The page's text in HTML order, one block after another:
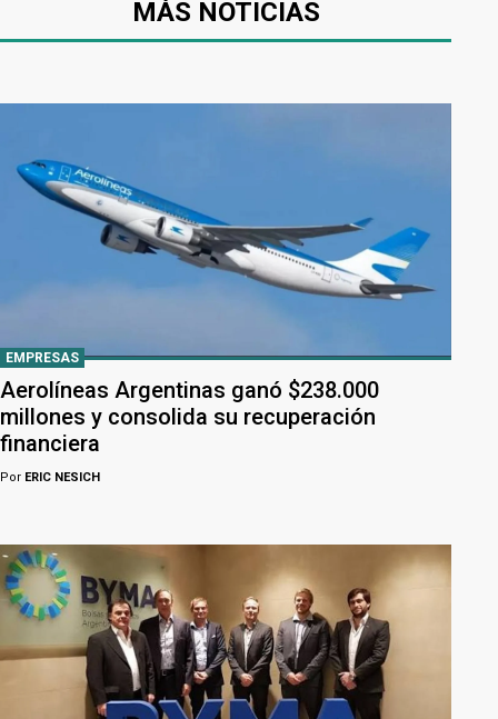
MÁS NOTICIAS
EMPRESAS
Aerolíneas Argentinas ganó $238.000
millones y consolida su recuperación
financiera
Por ERIC NESICH